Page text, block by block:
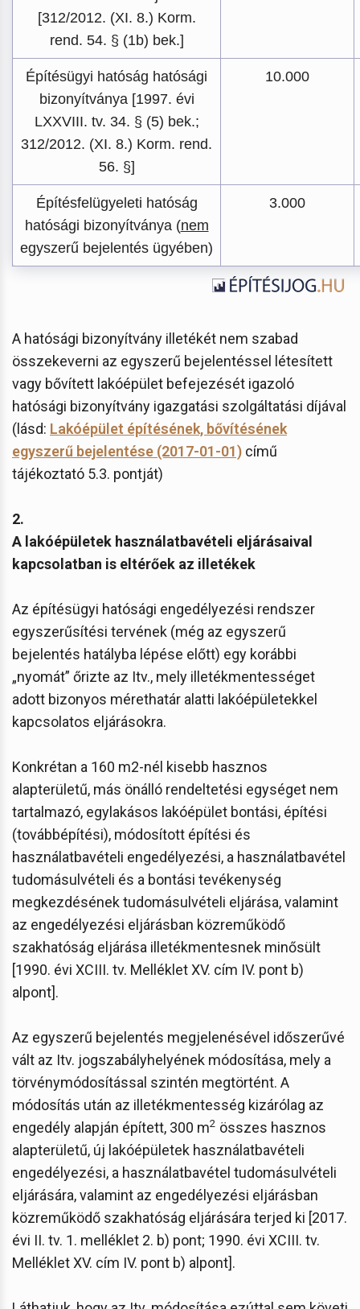
[312/2012. (XI. 8.) Korm.
rend. 54. § (1b) bek.]
Építésügyi hatóság hatósági
bizonyítványa [1997. évi
LXXVIII. tv. 34. § (5) bek.;
312/2012. (XI. 8.) Korm. rend.
56. §]
10.000
Építésfelügyeleti hatóság
hatósági bizonyítványa (nem
egyszerű bejelentés ügyében)
3.000
A hatósági bizonyítvány illetékét nem szabad
összekeverni az egyszerű bejelentéssel létesített
vagy bővített lakóépület befejezését igazoló
hatósági bizonyítvány igazgatási szolgáltatási díjával
(lásd: Lakóépület építésének, bővítésének
egyszerű bejelentése (2017-01-01) című
tájékoztató 5.3. pontját)
2.
A lakóépületek használatbavételi eljárásaival
kapcsolatban is eltérőek az illetékek
Az építésügyi hatósági engedélyezési rendszer
egyszerűsítési tervének (még az egyszerű
bejelentés hatályba lépése előtt) egy korábbi
„nyomát” őrizte az Itv., mely illetékmentességet
adott bizonyos mérethatár alatti lakóépületekkel
kapcsolatos eljárásokra.
Konkrétan a 160 m2-nél kisebb hasznos
alapterületű, más önálló rendeltetési egységet nem
tartalmazó, egylakásos lakóépület bontási, építési
(továbbépítési), módosított építési és
használatbavételi engedélyezési, a használatbavétel
tudomásulvételi és a bontási tevékenység
megkezdésének tudomásulvételi eljárása, valamint
az engedélyezési eljárásban közreműködő
szakhatóság eljárása illetékmentesnek minősült
[1990. évi XCIII. tv. Melléklet XV. cím IV. pont b)
alpont].
Az egyszerű bejelentés megjelenésével időszerűvé
vált az Itv. jogszabályhelyének módosítása, mely a
törvénymódosítással szintén megtörtént. A
módosítás után az illetékmentesség kizárólag az
engedély alapján épített, 300 m2 összes hasznos
alapterületű, új lakóépületek használatbavételi
engedélyezési, a használatbavétel tudomásulvételi
eljárására, valamint az engedélyezési eljárásban
közreműködő szakhatóság eljárására terjed ki [2017.
évi II. tv. 1. melléklet 2. b) pont; 1990. évi XCIII. tv.
Melléklet XV. cím IV. pont b) alpont].